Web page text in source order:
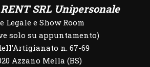
SRL Unipersonale
Legale e Show Room
solo su appuntamento)
n. 67-69
Azzano Mella (BS)